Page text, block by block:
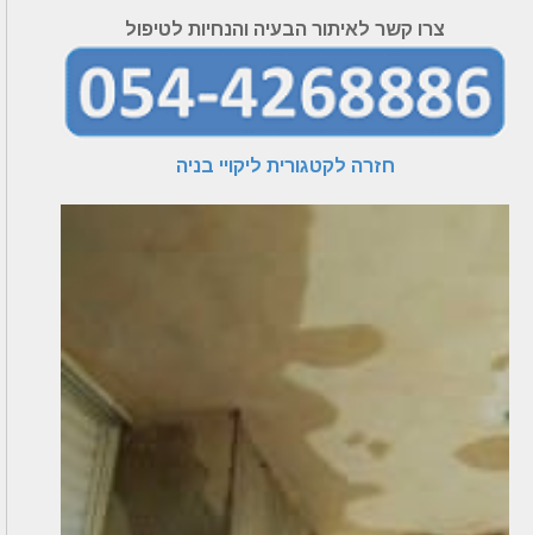
צרו קשר לאיתור הבעיה והנחיות לטיפול
חזרה לקטגורית ליקויי בניה